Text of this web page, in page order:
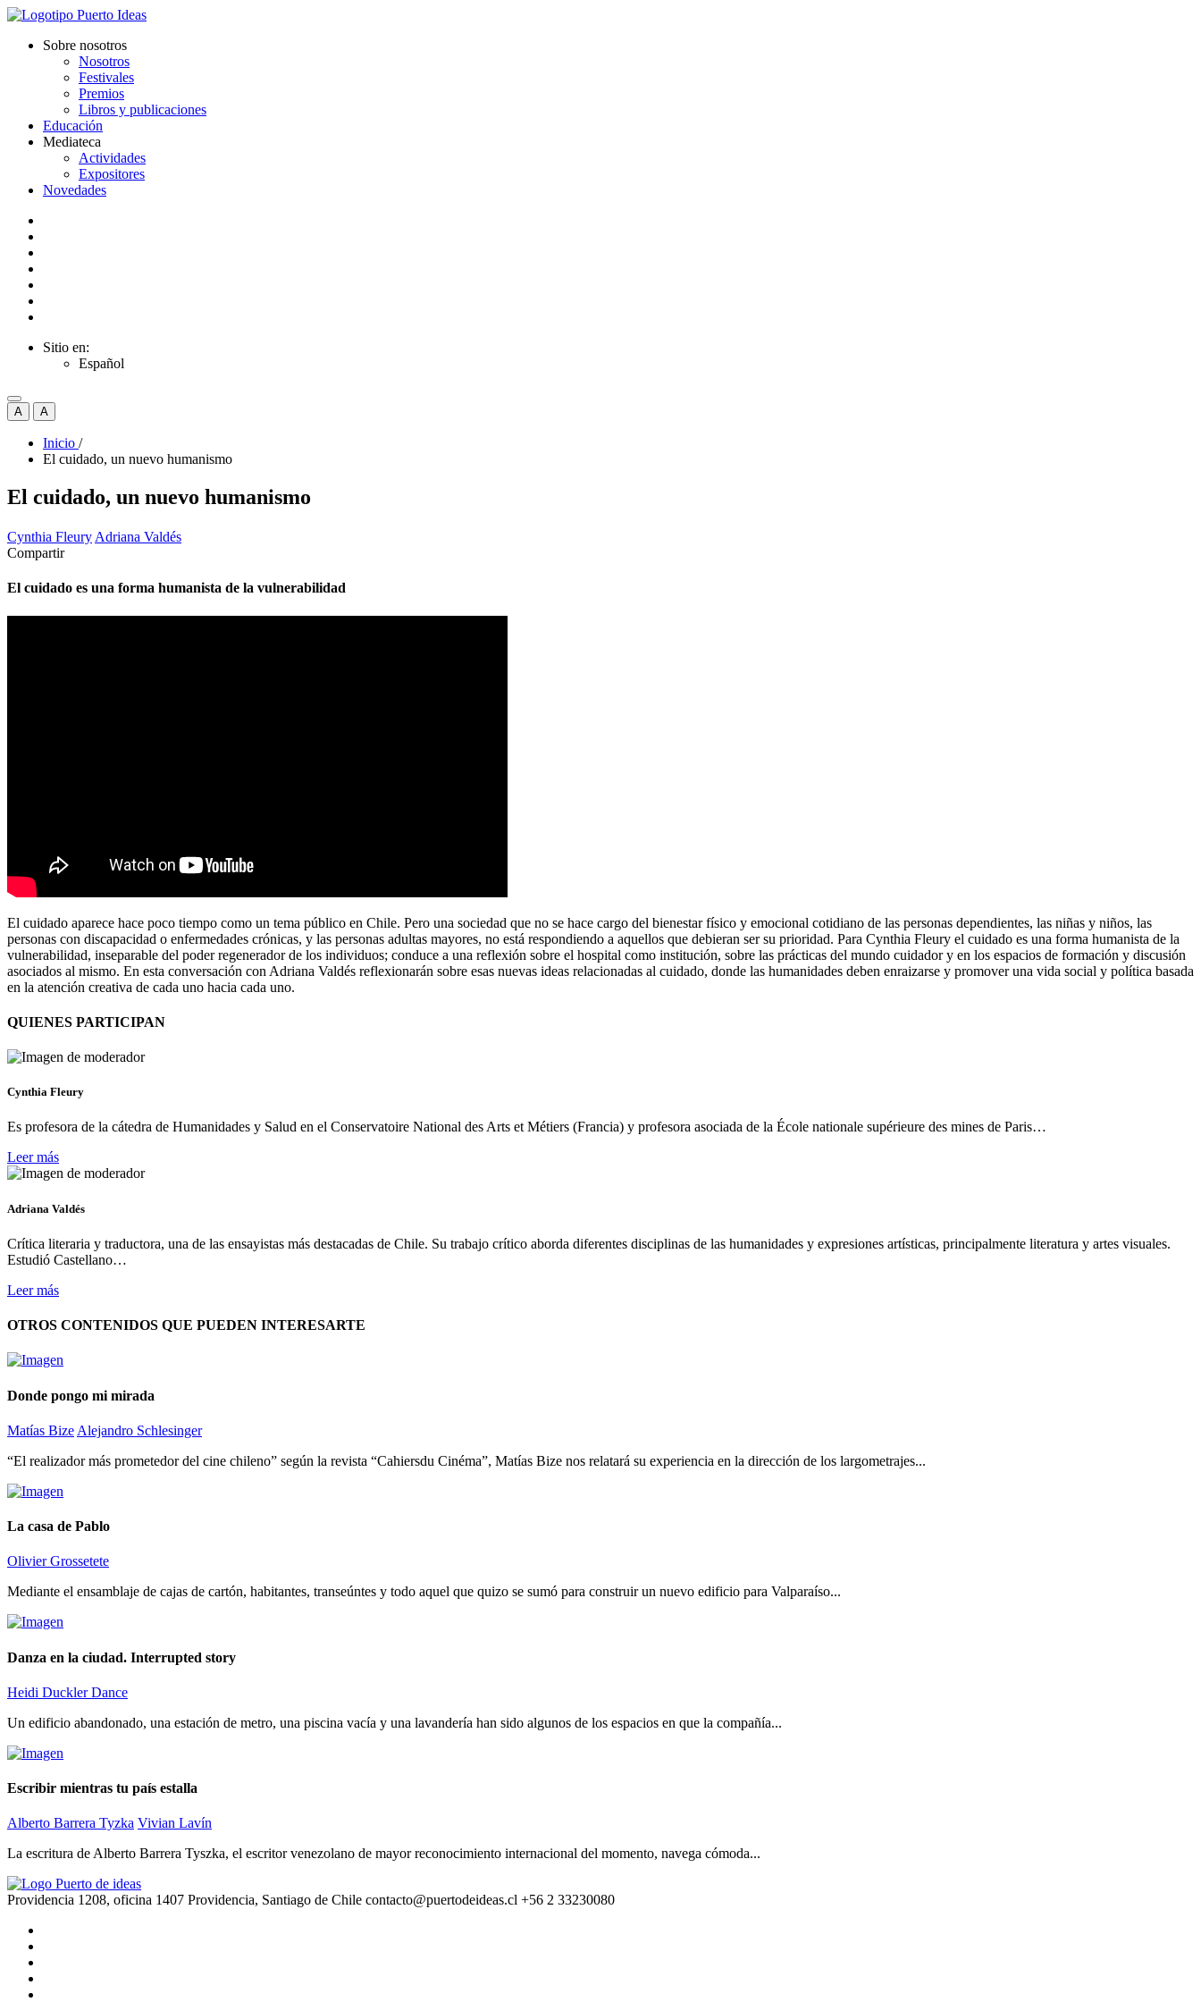
Sobre nosotros
Nosotros
Festivales
Premios
Libros y publicaciones
Educación
Mediateca
Actividades
Expositores
Novedades
Sitio en:
Español
A A
Inicio /
El cuidado, un nuevo humanismo
El cuidado, un nuevo humanismo
Cynthia Fleury Adriana Valdés
Compartir
El cuidado es una forma humanista de la vulnerabilidad
El cuidado aparece hace poco tiempo como un tema público en Chile. Pero una sociedad que no se hace cargo del bienestar físico y emocional cotidiano de las personas dependientes, las niñas y niños, las
personas con discapacidad o enfermedades crónicas, y las personas adultas mayores, no está respondiendo a aquellos que debieran ser su prioridad. Para Cynthia Fleury el cuidado es una forma humanista de la
vulnerabilidad, inseparable del poder regenerador de los individuos; conduce a una reflexión sobre el hospital como institución, sobre las prácticas del mundo cuidador y en los espacios de formación y discusión
asociados al mismo. En esta conversación con Adriana Valdés reflexionarán sobre esas nuevas ideas relacionadas al cuidado, donde las humanidades deben enraizarse y promover una vida social y política basada
en la atención creativa de cada uno hacia cada uno.
QUIENES PARTICIPAN
Cynthia Fleury
Es profesora de la cátedra de Humanidades y Salud en el Conservatoire National des Arts et Métiers (Francia) y profesora asociada de la École nationale supérieure des mines de Paris…
Leer más
Adriana Valdés
Crítica literaria y traductora, una de las ensayistas más destacadas de Chile. Su trabajo crítico aborda diferentes disciplinas de las humanidades y expresiones artísticas, principalmente literatura y artes visuales.
Estudió Castellano…
Leer más
OTROS CONTENIDOS QUE PUEDEN INTERESARTE
Donde pongo mi mirada
Matías Bize Alejandro Schlesinger
“El realizador más prometedor del cine chileno” según la revista “Cahiersdu Cinéma”, Matías Bize nos relatará su experiencia en la dirección de los largometrajes...
La casa de Pablo
Olivier Grossetete
Mediante el ensamblaje de cajas de cartón, habitantes, transeúntes y todo aquel que quizo se sumó para construir un nuevo edificio para Valparaíso...
Danza en la ciudad. Interrupted story
Heidi Duckler Dance
Un edificio abandonado, una estación de metro, una piscina vacía y una lavandería han sido algunos de los espacios en que la compañía...
Escribir mientras tu país estalla
Alberto Barrera Tyzka Vivian Lavín
La escritura de Alberto Barrera Tyszka, el escritor venezolano de mayor reconocimiento internacional del momento, navega cómoda...
Providencia 1208, oficina 1407 Providencia, Santiago de Chile contacto@puertodeideas.cl +56 2 33230080